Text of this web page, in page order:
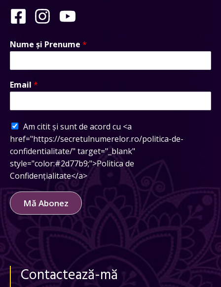
Nume și Prenume *
Email *
Am citit și sunt de acord cu <a
href="https://secretulnumerelor.ro/politica-de-
confidentialitate/" target="_blank"
style="color:#2d77b9;">Politica de
Confidențialitate</a>
Mă Abonez
Contactează-mă